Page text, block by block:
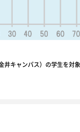
井キャンパス）の学生を対